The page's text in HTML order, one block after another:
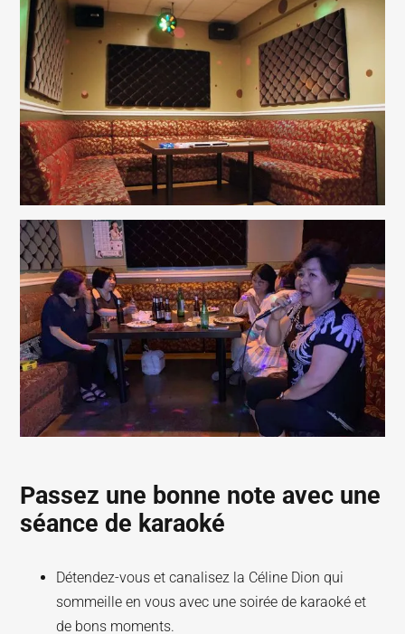
Passez une bonne note avec une
séance de karaoké
Détendez-vous et canalisez la Céline Dion qui
sommeille en vous avec une soirée de karaoké et
de bons moments.